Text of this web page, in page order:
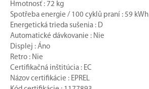
Hmotnosť : 72 kg
Spotřeba energie / 100 cyklů praní : 59 kWh
Energetická trieda sušenia : D
Automatické dávkovanie : Nie
Displej : Áno
Retro : Nie
Certifikačná inštitúcia : EC
Názov certifikácie : EPREL